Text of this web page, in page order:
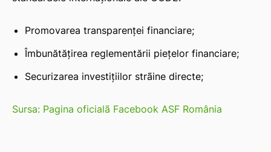
Promovarea transparenței financiare;
Îmbunătățirea reglementării piețelor financiare;
Securizarea investițiilor strãine directe;
Sursa: Pagina oficialã Facebook ASF România